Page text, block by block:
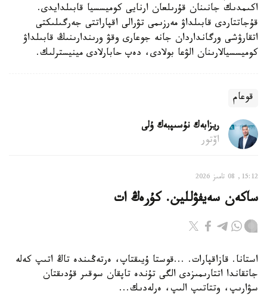
اكىمدىك جانىنان قۇرىلعان ارنايى كوميسسيا قابىلدايدى.
قۇجاتتاردى قابىلداۋ مەرزىمى تۋرالى اقپاراتتى جەرگىلىكتى
اتقارۋشى ورگانداردان جانە جوعارى وقۋ ورىندارىنىڭ قابىلداۋ
كوميسسيالارىنان الۋعا بولادى، دەپ حابارلادى مينيسترلىك.
قوعام
ريزابەك نۇسىپبەك ۇلى
اۆتور
15:12, 08 تامىز 2026
ساكەن سەيفۋللين. كۇرەڭ ات
استانا. قازاقپارات. ...قوستا ۇيىقتاپ، ەرتەڭىندە تاڭ اتىپ كەلە
جاتقاندا اتتارىمىزدى الگى تۇندە تاپقان سوقىر قۇدىقتان
سۋارىپ، وتتاتىپ الىپ، ەرلەدىك...